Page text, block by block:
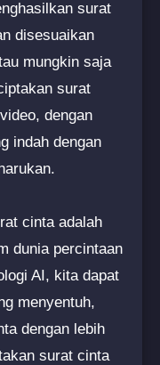
surat
disesuaikan
mungkin saja
surat
dengan
indah dengan
cinta adalah
dunia percintaan
AI, kita dapat
menyentuh,
dengan lebih
surat cinta